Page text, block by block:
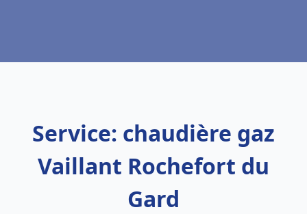
Service: chaudière gaz
Vaillant Rochefort du
Gard